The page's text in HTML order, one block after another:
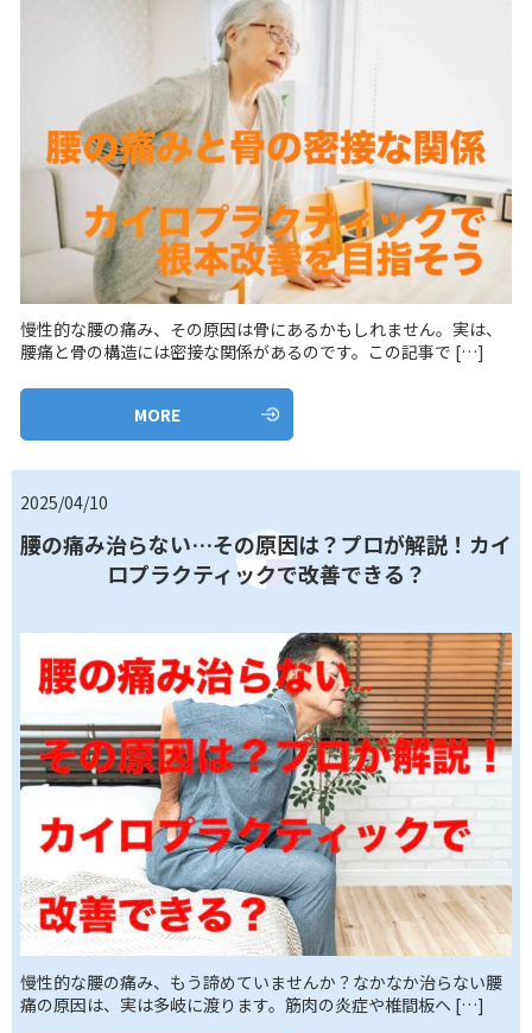
慢性的な腰の痛み、その原因は骨にあるかもしれません。実は、
腰痛と骨の構造には密接な関係があるのです。この記事で […]
MORE
2025/04/10
腰の痛み治らない…その原因は？プロが解説！カイ
ロプラクティックで改善できる？
慢性的な腰の痛み、もう諦めていませんか？なかなか治らない腰
痛の原因は、実は多岐に渡ります。筋肉の炎症や椎間板ヘ […]